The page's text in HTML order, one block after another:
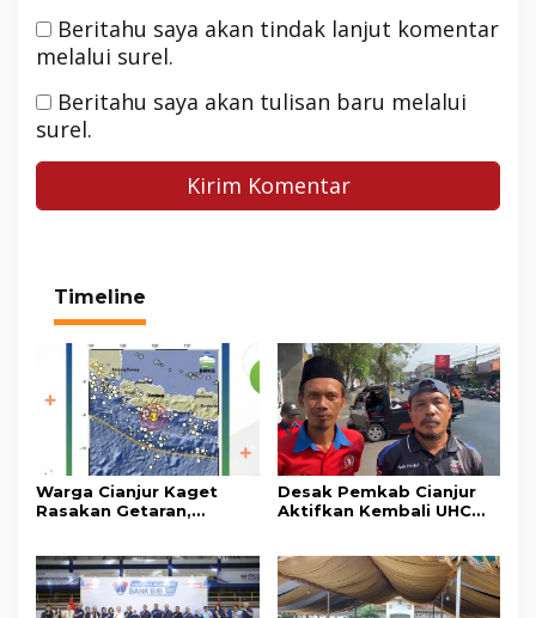
Beritahu saya akan tindak lanjut komentar
melalui surel.
Beritahu saya akan tulisan baru melalui
surel.
Timeline
Warga Cianjur Kaget
Rasakan Getaran,
Pangandaran
Desak Pemkab Cianjur
Aktifkan Kembali UHC